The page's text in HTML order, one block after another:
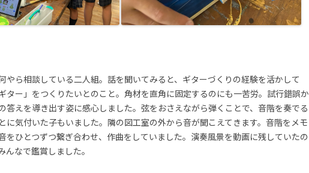
やら相談している二人組。話を聞いてみると、ギターづくりの経験を活かして
ター」をつくりたいとのこと。角材を直角に固定するのにも一苦労。試行錯誤か
答えを導き出す姿に感心しました。弦をおさえながら弾くことで、音階を奏でる
に気付いた子もいました。隣の図工室の外から音が聞こえてきます。音階をメモ
をひとつずつ繋ぎ合わせ、作曲をしていました。演奏風景を動画に残していたの
んなで鑑賞しました。